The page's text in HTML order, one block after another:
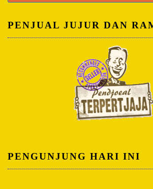
untuk:
PENJUAL JUJUR DAN
PENGUNJUNG HARI INI